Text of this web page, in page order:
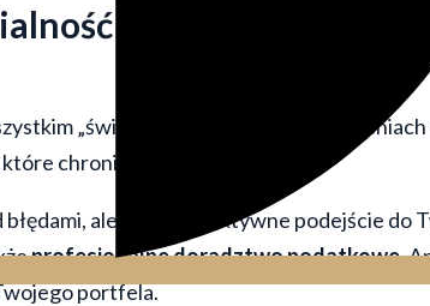
– dlaczego nie
„święty spokój”. Błędy w
chroni interesy klienta.
ale także proaktywne podejście do
profesjonalne doradztwo podatkowe.
portfela.